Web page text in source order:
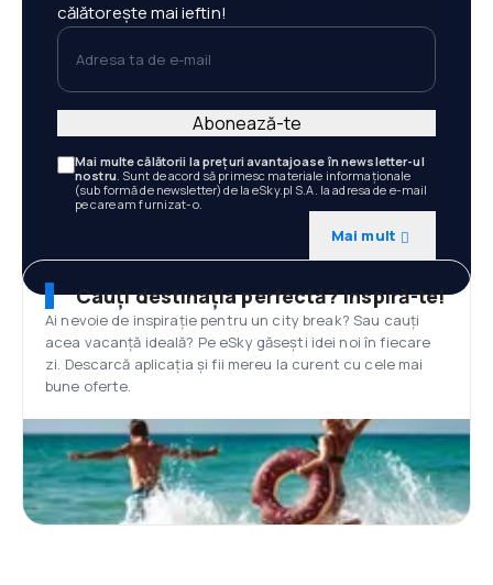
călătorește mai ieftin!
Adresa ta de e-mail
Mai multe călătorii la prețuri avantajoase în newsletter-ul
nostru. Sunt de acord să primesc materiale informaționale
(sub formă de newsletter) de la eSky.pl S.A. la adresa de e-mail
pe care am furnizat-o.
Mai mult
Abonează-te
Cauți destinația perfectă? Inspiră-te!
Ai nevoie de inspirație pentru un city break? Sau cauți
acea vacanță ideală? Pe eSky găsești idei noi în fiecare
zi. Descarcă aplicația și fii mereu la curent cu cele mai
bune oferte.